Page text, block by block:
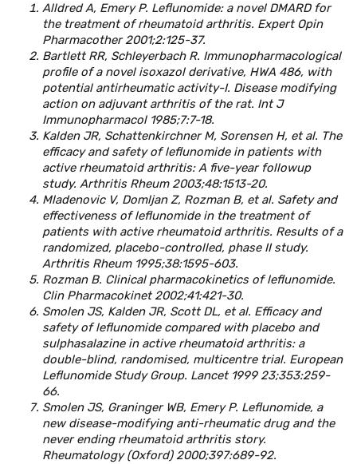
Alldred A, Emery P. Leflunomide: a novel DMARD for
the treatment of rheumatoid arthritis. Expert Opin
Pharmacother 2001;2:125-37.
Bartlett RR, Schleyerbach R. Immunopharmacological
profile of a novel isoxazol derivative, HWA 486, with
potential antirheumatic activity-I. Disease modifying
action on adjuvant arthritis of the rat. Int J
Immunopharmacol 1985;7:7-18.
Kalden JR, Schattenkirchner M, Sorensen H, et al. The
efficacy and safety of leflunomide in patients with
active rheumatoid arthritis: A five-year followup
study. Arthritis Rheum 2003;48:1513-20.
Mladenovic V, Domljan Z, Rozman B, et al. Safety and
effectiveness of leflunomide in the treatment of
patients with active rheumatoid arthritis. Results of a
randomized, placebo-controlled, phase II study.
Arthritis Rheum 1995;38:1595-603.
Rozman B. Clinical pharmacokinetics of leflunomide.
Clin Pharmacokinet 2002;41:421-30.
Smolen JS, Kalden JR, Scott DL, et al. Efficacy and
safety of leflunomide compared with placebo and
sulphasalazine in active rheumatoid arthritis: a
double-blind, randomised, multicentre trial. European
Leflunomide Study Group. Lancet 1999 23;353:259-
66.
Smolen JS, Graninger WB, Emery P. Leflunomide, a
new disease-modifying anti-rheumatic drug and the
never ending rheumatoid arthritis story.
Rheumatology (Oxford) 2000;397:689-92.